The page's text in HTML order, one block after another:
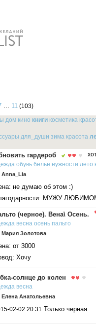
... 11 (103)
дом кино книги косметика
для_души зима красота
гардероб
обувь белье нужности лето
Anna_Lia
не думаю об этом :)
МУЖУ
(черное). Вена\ Осень.
весна осень пальто
Мария Золотова
от 3000
Хочу
солнце до колен
весна
Елена Анатольевна
02-02 20:31 Только черная